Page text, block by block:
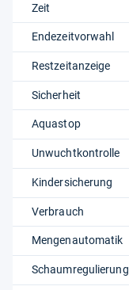
Zeit
Endezeitvorwahl
Restzeitanzeige
Sicherheit
Aquastop
Unwuchtkontrolle
Kindersicherung
Verbrauch
Mengenautomatik
Schaumregulierung